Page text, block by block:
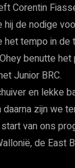
Corentin
de nodige
het tempo in
benutte
Junior BRC.
en lekke
zijn we
van ons
de East